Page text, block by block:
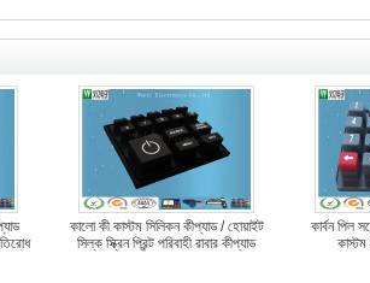
কালো কী কাস্টম সিলিকন কীপ্যাড / হোয়াইট
সিল্ক স্ক্রিন প্রিন্ট পরিবাহী রাবার কীপ্যাড
কার্বন পিল
কাস্টম